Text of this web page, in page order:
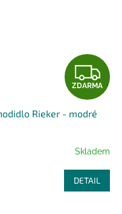
Z
D
R
M
A
ZDARMA
Rieker - modré
Skladem
DETAIL